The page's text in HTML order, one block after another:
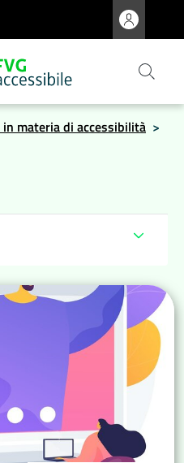
in materia di accessibilità >